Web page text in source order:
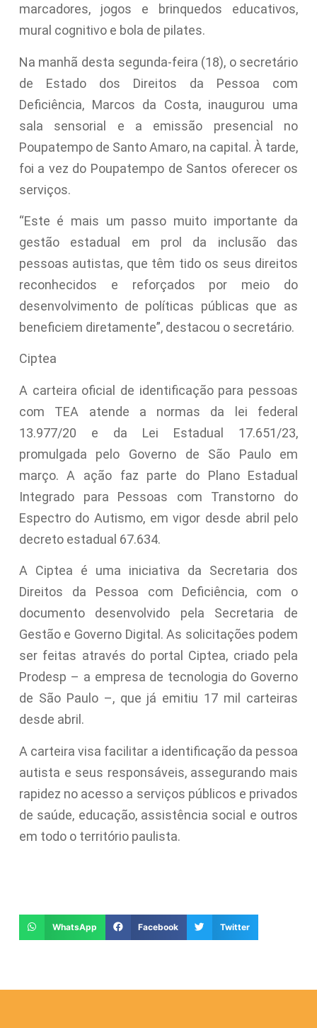
marcadores, jogos e brinquedos educativos,
mural cognitivo e bola de pilates.
Na manhã desta segunda-feira (18), o secretário
de Estado dos Direitos da Pessoa com
Deficiência, Marcos da Costa, inaugurou uma
sala sensorial e a emissão presencial no
Poupatempo de Santo Amaro, na capital. À tarde,
foi a vez do Poupatempo de Santos oferecer os
serviços.
“Este é mais um passo muito importante da
gestão estadual em prol da inclusão das
pessoas autistas, que têm tido os seus direitos
reconhecidos e reforçados por meio do
desenvolvimento de políticas públicas que as
beneficiem diretamente”, destacou o secretário.
Ciptea
A carteira oficial de identificação para pessoas
com TEA atende a normas da lei federal
13.977/20 e da Lei Estadual 17.651/23,
promulgada pelo Governo de São Paulo em
março. A ação faz parte do Plano Estadual
Integrado para Pessoas com Transtorno do
Espectro do Autismo, em vigor desde abril pelo
decreto estadual 67.634.
A Ciptea é uma iniciativa da Secretaria dos
Direitos da Pessoa com Deficiência, com o
documento desenvolvido pela Secretaria de
Gestão e Governo Digital. As solicitações podem
ser feitas através do portal Ciptea, criado pela
Prodesp – a empresa de tecnologia do Governo
de São Paulo –, que já emitiu 17 mil carteiras
desde abril.
A carteira visa facilitar a identificação da pessoa
autista e seus responsáveis, assegurando mais
rapidez no acesso a serviços públicos e privados
de saúde, educação, assistência social e outros
em todo o território paulista.
WhatsApp Facebook Twitter